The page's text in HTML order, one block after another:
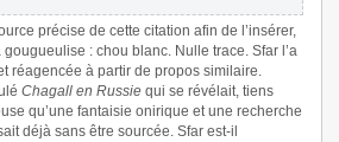
précise de cette citation afin de l’insérer,
gougueulise : chou blanc. Nulle trace. Sfar l’a
réagencée à partir de propos similaire.
Chagall en Russie qui se révélait, tiens
qu’une fantaisie onirique et une recherche
déjà sans être sourcée. Sfar est-il